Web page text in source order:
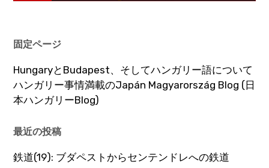
固定ページ
HungaryとBudapest、そしてハンガリー語について
ハンガリー事情満載のJapán Magyarország Blog (日
本ハンガリーBlog)
最近の投稿
鉄道(19): ブダペストからセンテンドレへの鉄道